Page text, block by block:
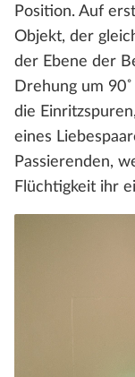
Position. Auf
Objekt, der
der Ebene der
Drehung um
die
eines
Passierenden,
Flüchtigkeit ihr